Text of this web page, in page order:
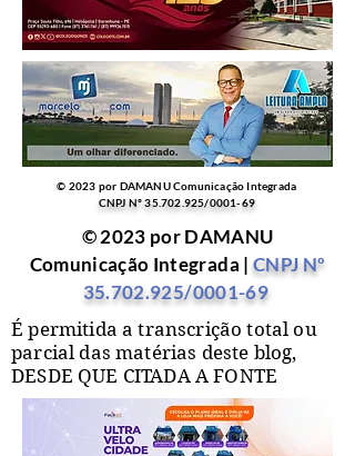
© 2023 por DAMANU Comunicação Integrada
CNPJ Nº35.702.925/0001-69
© 2023 por DAMANU
Comunicação Integrada | CNPJ Nº
35.702.925/0001-69
É permitida a transcrição total ou
parcial das matérias deste blog,
DESDE QUE CITADA A FONTE